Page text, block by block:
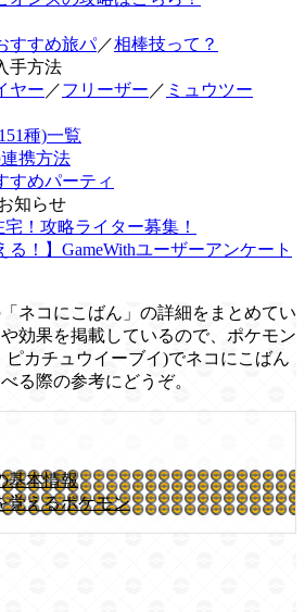
すすめ旅パ／相棒技って？
手方法
ヤー ／フリーザー ／ ミュウツー
種)一覧
携方法
すめパーティ
知らせ
！攻略ライター募集！
る！】GameWithユーザーアンケート
ネコにこばん」の詳細をまとめてい
効果を掲載しているので、ポケモン
ピカチュウイーブイ)でネコにこばん
る際の参考にどうぞ。
基本情報
覚えるポケモン